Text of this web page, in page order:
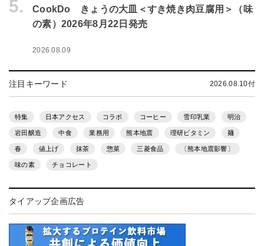
5.
CookDo きょうの大皿＜すき焼き肉豆腐用＞（味
の素）2026年8月22日発売
2026.08.09
注目キーワード 2026.08.10付
特集 日本アクセス コラボ コーヒー 雪印乳業 明治
岩田醸造 中食 業務用 熊本地震 理研ビタミン 麺
春 値上げ 抹茶 惣菜 三菱食品 〔熊本地震影響〕
味の素 チョコレート
タイアップ企画広告